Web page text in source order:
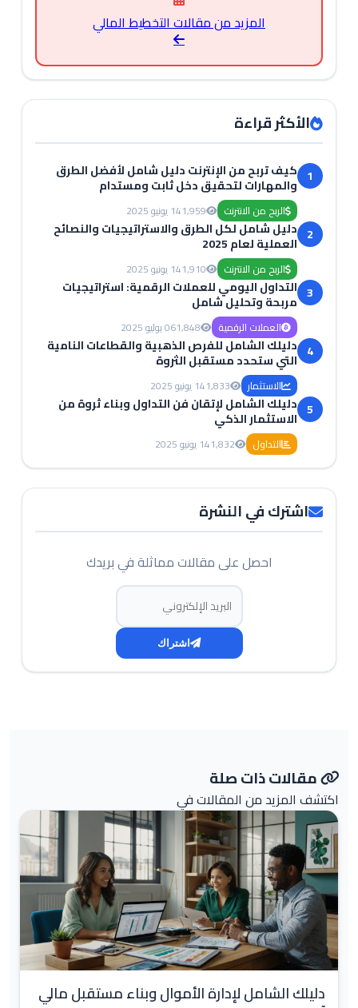
المزيد من مقالات التخطيط المالي
الأكثر قراءة
1 كيف تربح من الإنترنت دليل شامل لأفضل الطرق
والمهارات لتحقيق دخل ثابت ومستدام
الربح من الانترنت 1,95914 يونيو 2025
2 دليل شامل لكل الطرق والاستراتيجيات والنصائح
العملية لعام 2025
الربح من الانترنت 1,91014 يونيو 2025
3 التداول اليومي للعملات الرقمية: استراتيجيات
مربحة وتحليل شامل
العملات الرقمية 1,84806 يوليو 2025
4 دليلك الشامل للفرص الذهبية والقطاعات النامية
التي ستحدد مستقبل الثروة
الاستثمار 1,83314 يونيو 2025
5 دليلك الشامل لإتقان فن التداول وبناء ثروة من
الاستثمار الذكي
التداول 1,83214 يونيو 2025
اشترك في النشرة
احصل على مقالات مماثلة في بريدك
البريد الإلكتروني
اشتراك
مقالات ذات صلة
اكتشف المزيد من المقالات في
دليلك الشامل لإدارة الأموال وبناء مستقبل مالي